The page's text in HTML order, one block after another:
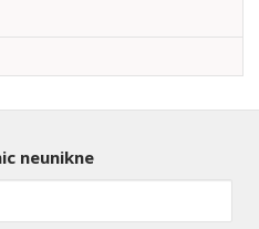
neunikne